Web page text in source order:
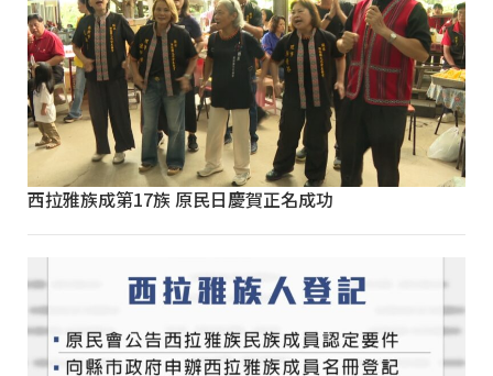
西拉雅族成第17族 原民日慶賀正名成功